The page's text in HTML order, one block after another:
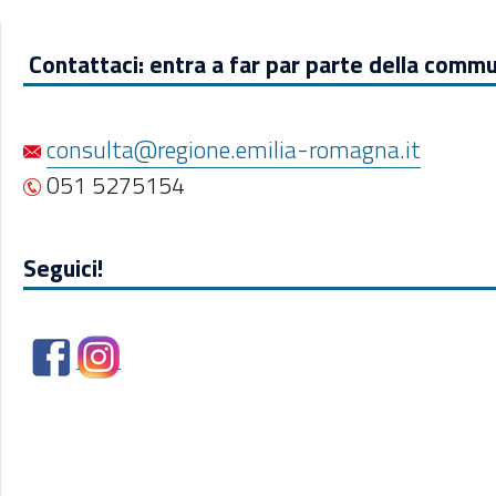
Contattaci: entra a far par parte della
consulta@regione.emilia-romagna.it
051 5275154
Seguici!